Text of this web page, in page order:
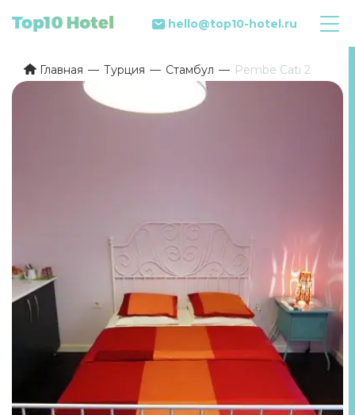
hello@top10-hotel.ru
Главная Турция Стамбул Pembe Cati 2